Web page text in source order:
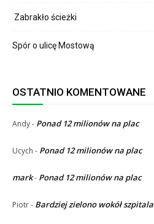
Zabrakło ścieżki
Spór o ulicę Mostową
OSTATNIO KOMENTOWANE
Andy- Ponad 12 milionów na plac
Ucych - Ponad 12 milionów na plac
mark- Ponad 12 milionów na plac
Piotr- Bardziej zielono wokół szpitala